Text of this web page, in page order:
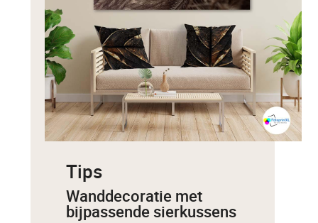
Tips
Wanddecoratie met
bijpassende sierkussens